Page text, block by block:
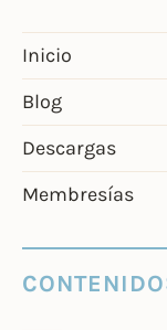
Inicio
Blog
Descargas
Membresías